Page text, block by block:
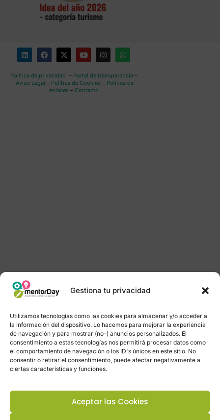
Gestiona tu privacidad
Utilizamos tecnologías como las cookies para almacenar y/o acceder a
la información del dispositivo. Lo hacemos para mejorar la experiencia
de navegación y para mostrar (no-) anuncios personalizados. El
consentimiento a estas tecnologías nos permitirá procesar datos como
el comportamiento de navegación o los ID's únicos en este sitio. No
consentir o retirar el consentimiento, puede afectar negativamente a
ciertas características y funciones.
Aceptar las Cookies
Política de privacidad – Portal de transparencia–
Aviso Legal – Política de Cookies – Política de
enlaces – Contacto